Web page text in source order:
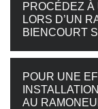
PROCÉDEZ À
LORS D’UN
BIENCOURT
POUR UNE
AU